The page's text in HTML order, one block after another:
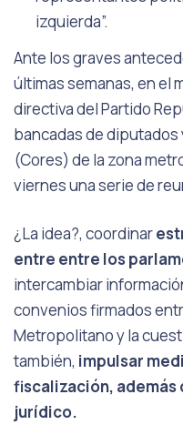
izquierda”.
Ante los graves
últimas semanas, en el
directiva del Partido
bancadas de
(Cores) de la zona
viernes una serie de
¿La idea?, coordinar
entre entre los
intercambiar
convenios firmados
Metropolitano y la
también, impulsar
fiscalización,
jurídico.